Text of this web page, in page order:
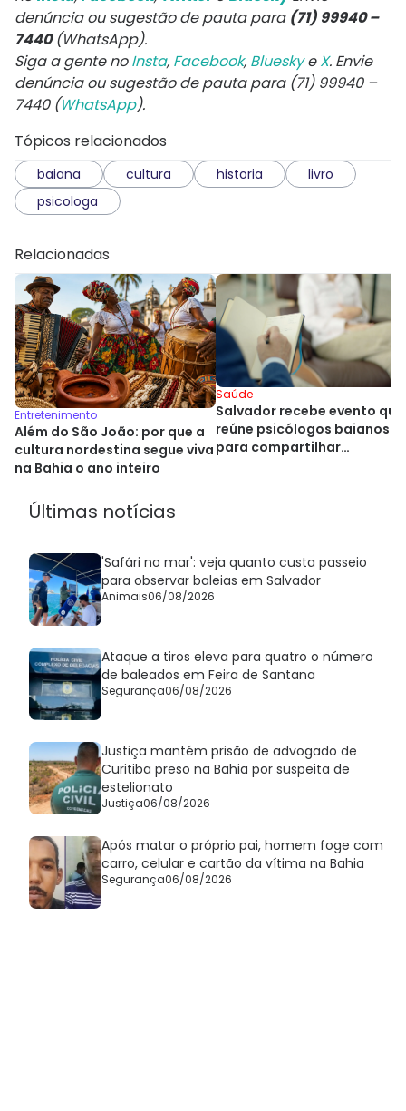
denúncia ou sugestão de pauta para (71) 99940 –
7440(WhatsApp).
Siga a gente noInsta, Facebook, BlueskyeX. Envie
denúncia ou sugestão de pauta para (71) 99940 –
7440 (WhatsApp).
Tópicos relacionados
baiana cultura historia
livro
psicologa
Relacionadas
Entretenimento
Além do São João: por que a
cultura nordestina segue viva
na Bahia o ano inteiro
Saúde
Salvador recebe evento que
reúne psicólogos baianos
para compartilhar
Últimas notícias
'Safári no mar': veja quanto custa passeio
para observar baleias em Salvador
Animais06/08/2026
Ataque a tiros eleva para quatro o número
de baleados em Feira de Santana
Segurança06/08/2026
Justiça mantém prisão de advogado de
Curitiba preso na Bahia por suspeita de
estelionato
Justiça06/08/2026
Após matar o próprio pai, homem foge com
carro, celular e cartão da vítima na Bahia
Segurança06/08/2026